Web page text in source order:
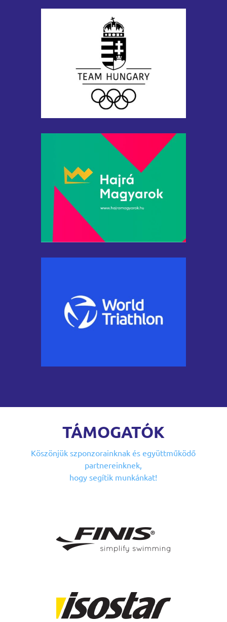
TÁMOGATÓK
Köszönjük szponzorainknakés együttműködő
partnereinknek,
hogy segítik munkánkat!